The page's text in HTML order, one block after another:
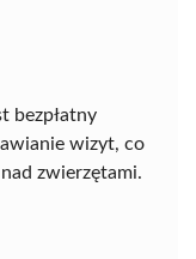
bezpłatny
wizyt, co
zwierzętami.